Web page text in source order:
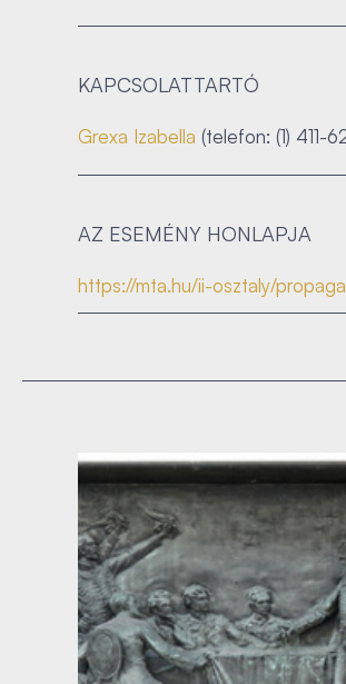
KAPCSOLATTARTÓ
Grexa Izabella (telefon: (1) 411-
AZ ESEMÉNY HONLAPJA
https://mta.hu/ii-osztaly/